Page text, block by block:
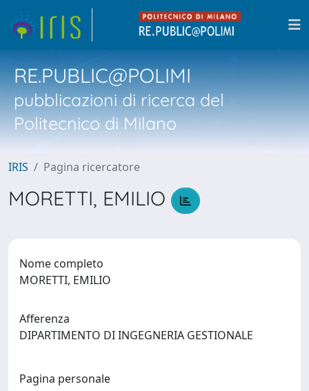
RE.PUBLIC@POLIMI
pubblicazioni di ricerca del
Politecnico di Milano
IRIS Pagina ricercatore
MORETTI, EMILIO
Nome completo
MORETTI, EMILIO
Afferenza
DIPARTIMENTO DI INGEGNERIA GESTIONALE
Pagina personale